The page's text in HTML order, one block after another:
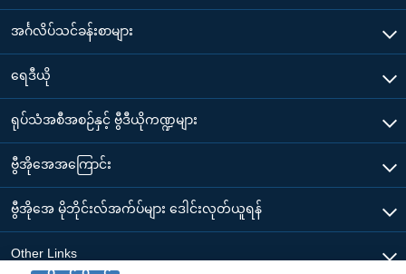
အင်္ဂလိပ်သင်ခန်းစာများ
ရေဒီယို
ရုပ်သံအစီအစဉ်နှင့် ဗွီဒီယိုကဏ္ဍများ
ဗွီအိုအေအကြောင်း
ဗွီအိုအေ မိုဘိုင်းလ်အက်ပ်များ ဒေါင်းလုတ်ယူရန်
Other Links